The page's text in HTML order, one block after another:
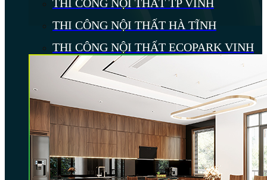
THI CÔNG NỘI THẤT TP VINH
THI CÔNG NỘI THẤT HÀ TĨNH
THI CÔNG NỘI THẤT ECOPARK VINH